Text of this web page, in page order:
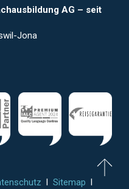
AG – seit
Jona
Sitemap